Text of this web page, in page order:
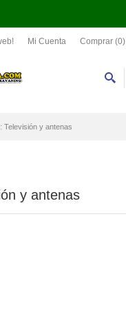
Mi Cuenta Comprar (0)
Televisión y antenas
y antenas